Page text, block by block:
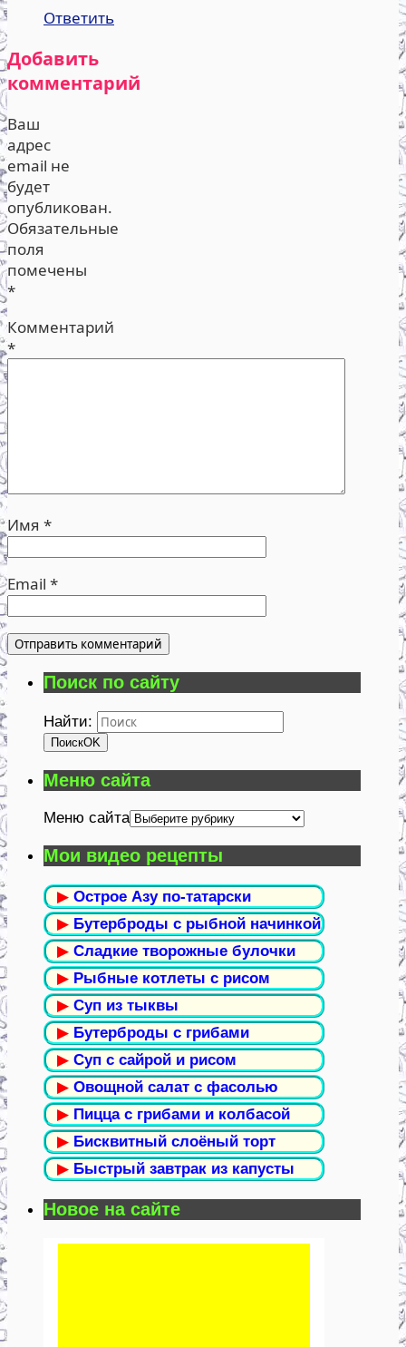
Ответить
Добавить
комментарий
Ваш
адрес
email не
будет
опубликован.
Обязательные
поля
помечены
*
Комментарий
*
Имя *
Email *
Поиск по сайту
Найти:
ПоискOK
Меню сайта
Меню сайта
Мои видео рецепты
▶ Острое Азу по-татарски
▶ Бутерброды с рыбной начинкой
▶ Сладкие творожные булочки
▶ Рыбные котлеты с рисом
▶ Суп из тыквы
▶ Бутерброды с грибами
▶ Суп с сайрой и рисом
▶ Овощной салат с фасолью
▶ Пицца с грибами и колбасой
▶ Бисквитный слоёный торт
▶ Быстрый завтрак из капусты
Новое на сайте